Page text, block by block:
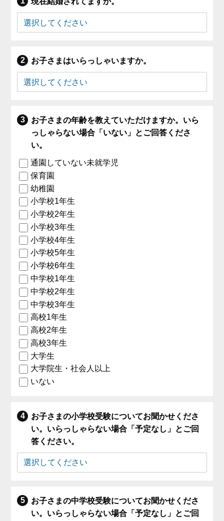
お子さまはいらっしゃいますか。
お子さまの年齢を教えていただけますか。いら
っしゃらない場合「いない」とご回答くださ
い。
通園していない未就学児
保育園
幼稚園
小学校1年生
小学校2年生
小学校3年生
小学校4年生
小学校5年生
小学校6年生
中学校1年生
中学校2年生
中学校3年生
高校1年生
高校2年生
高校3年生
大学生
大学院生・社会人以上
いない
お子さまの小学校受験についてお聞かせくださ
い。いらっしゃらない場合「予定なし」とご回
答ください。
お子さまの中学校受験についてお聞かせくださ
い。いらっしゃらない場合「予定なし」とご回